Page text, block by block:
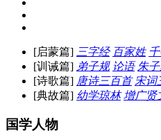
[启蒙篇] 三字经 百家姓
[训诫篇] 弟子规 论语 朱
[诗歌篇] 唐诗三百首 宋词
[典故篇] 幼学琼林 增广贤
国学人物